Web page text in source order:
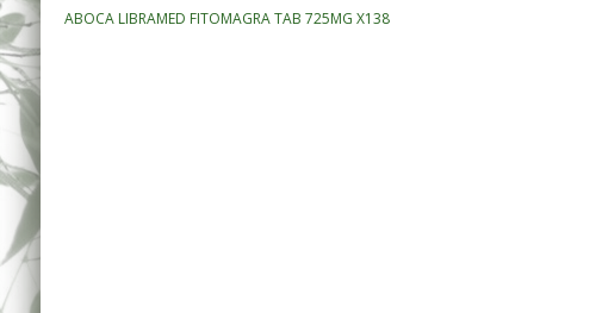
ABOCA LIBRAMED FITOMAGRA TAB 725MG X138